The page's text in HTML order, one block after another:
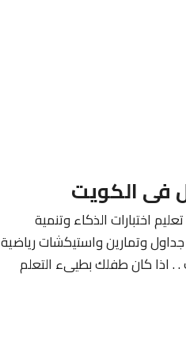
فى الكويت
اختبارات الذكاء وتنمية
وتمارين واستيكشات رياضية
. اذا كان طفلك بطيىء التعلم